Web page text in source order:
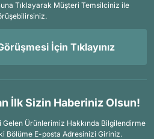
Tıklayarak Müşteri Temsilciniz ile
İçin Tıklayınız
İlk Sizin Haberiniz Olsun!
Ürünlerimiz Hakkında Bilgilendirme
Bölüme E-posta Adresinizi Giriniz.